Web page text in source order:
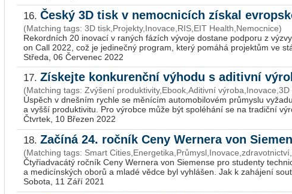
16. Český 3D tisk v nemocnicích získal
(Matching tags: 3D tisk,Projekty,Inovace,RIS,EIT Health,Nemocnice)
Re­kord­ních 20 ino­va­cí v ra­ných fá­zích vý­vo­je do­sta­ne pod­po­ru z
on Call 2022, což je je­di­neč­ný pro­gram, který po­má­há pro­jek­tům ve
Středa, 06 Červenec 2022
17. Získejte konkurenční výhodu s aditivní
(Matching tags: Zvýšení produktivity,Ebook,Aditivní
Úspěch v dneš­ním rych­le se mě­ní­cím au­to­mo­bi­lo­vém prů­mys­lu
a vyšší pro­duk­ti­vi­tu. Pro vý­rob­ce může být spo­lé­há­ní se na tra­dič­ní
Čtvrtek, 10 Březen 2022
18. Začíná 24. ročník Ceny Wernera von
(Matching tags: Smart
Čty­ři­a­dva­cá­tý roč­ník Ceny Wer­ne­ra von Si­e­men­se pro stu­den­ty
a me­di­cín­ských oborů a mladé vědce byl vy­hlá­šen. Jak k za­há­je­ní
Sobota, 11 Září 2021